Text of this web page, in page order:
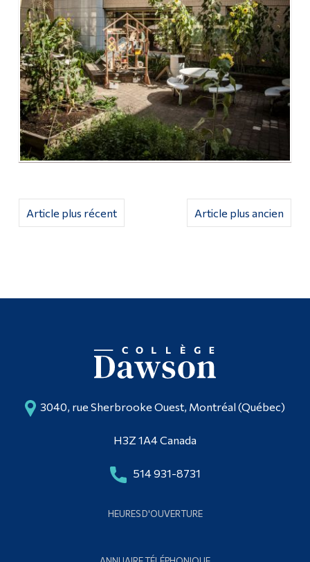
Article plus ancien
Article plus récent
3040, rue Sherbrooke Ouest, Montréal (Québec)
H3Z 1A4 Canada
514 931-8731
HEURES D'OUVERTURE